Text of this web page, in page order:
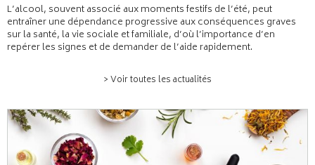
L’alcool, souvent associé aux moments festifs de l’été, peut
entraîner une dépendance progressive aux conséquences graves
sur la santé, la vie sociale et familiale, d’où l’importance d’en
repérer les signes et de demander de l’aide rapidement.
> Voir toutes les actualités